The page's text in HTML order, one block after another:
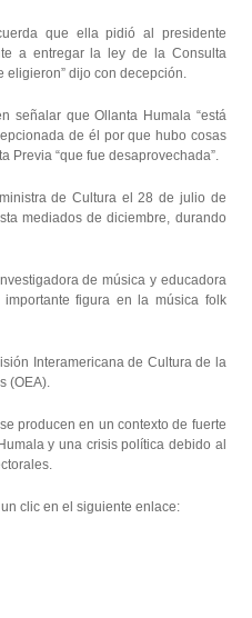
que ella pidió al presidente
a entregar la ley de la Consulta
eligieron” dijo con decepción.
señalar que Ollanta Humala “está
de él por que hubo cosas
Previa “que fue desaprovechada”.
de Cultura el 28 de julio de
mediados de diciembre, durando
de música y educadora
figura en la música folk
Interamericana de Cultura de la
(OEA).
producen en un contexto de fuerte
y una crisis política debido al
clic en el siguiente enlace: